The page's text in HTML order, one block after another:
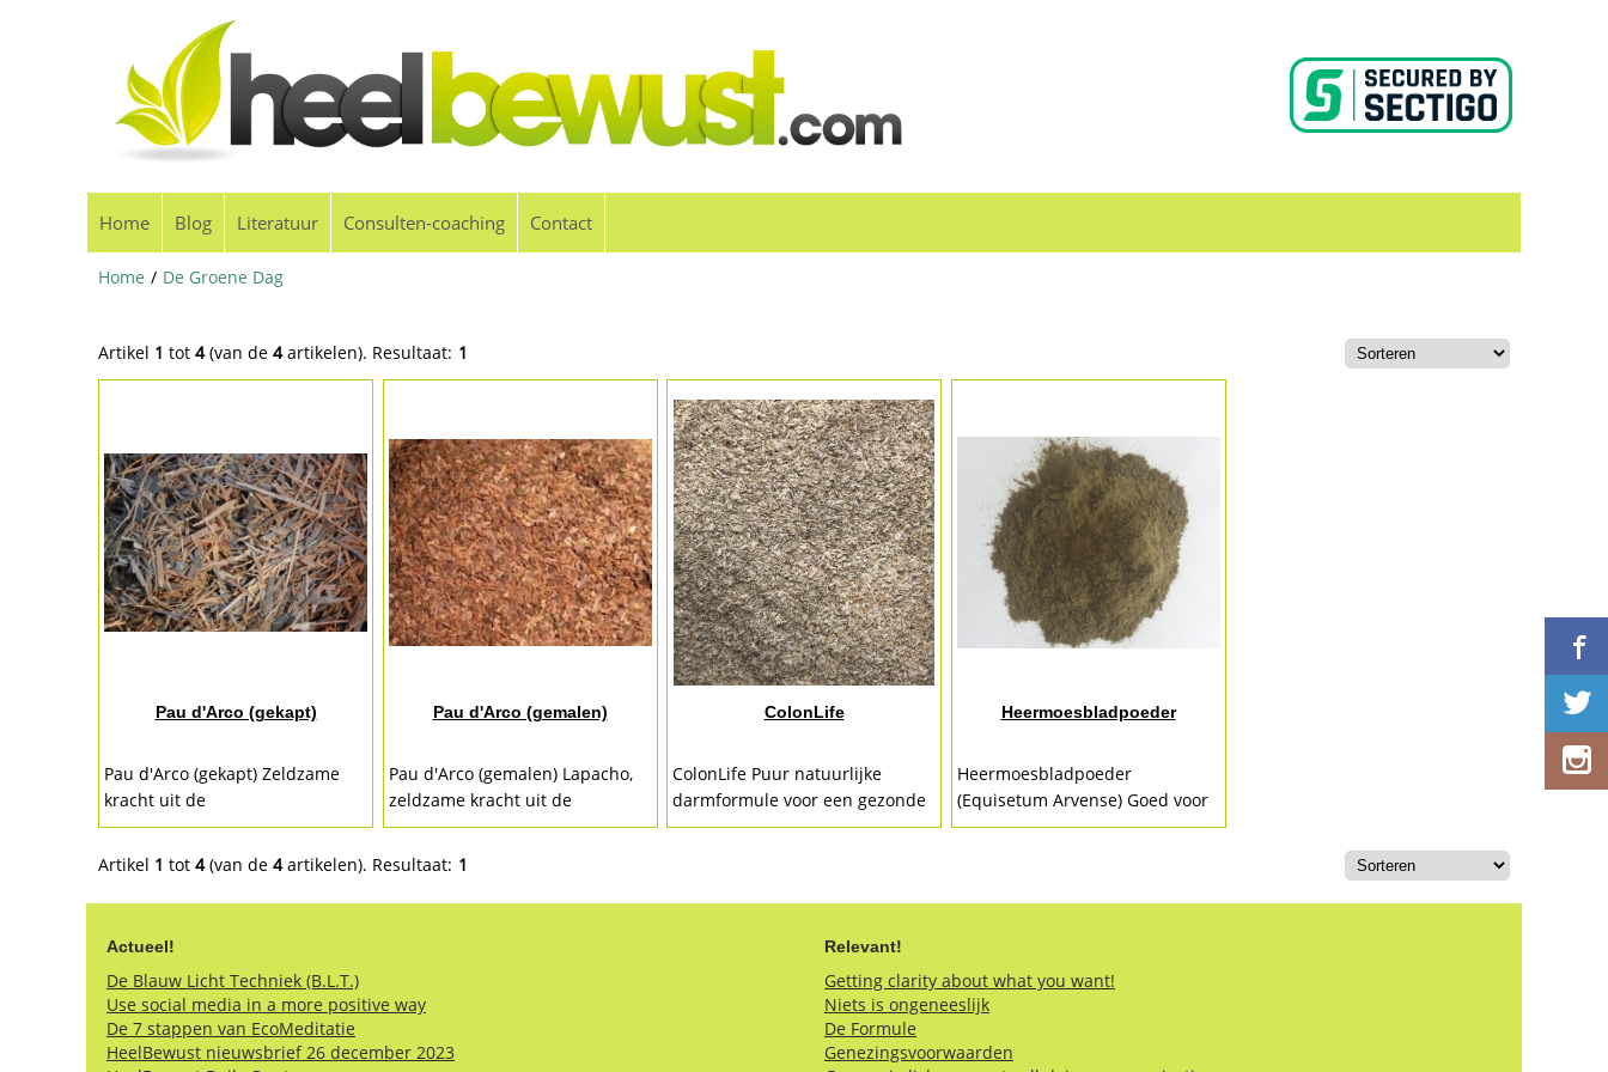
Home Blog Literatuur Consulten-coaching Contact
Home / De Groene Dag
Artikel 1 tot 4(van de 4artikelen). Resultaat: 1
Pau d'Arco (gekapt)
Pau d'Arco (gekapt) Zeldzame
kracht uit de
natuurgeneeskunde! Pau d
´Arco (Lapacho, Tabebuia
impetiginosa) wordt al
eeuwenlang...
Pau d'Arco (gemalen)
Pau d'Arco (gemalen) Lapacho,
zeldzame kracht uit de
natuurgeneeskunde! Pau d´Arco
(Lapacho, Tabebuia
impetiginosa) wordt al...
ColonLife
ColonLife Puur natuurlijke
darmformule voor een gezonde
darmflora! De ColonLife formule,
Heermoesbladpoeder
Heermoesbladpoeder
(Equisetum Arvense) Goed voor
bindweefsel, botten, huid, haar
gedroogde...
Artikel 1 tot 4(van de 4artikelen). Resultaat: 1
Actueel!
De Blauw Licht Techniek (B.L.T.)
Use social media in a more positive way
De 7 stappen van EcoMeditatie
HeelBewust nieuwsbrief 26 december 2023
Relevant!
Getting clarity about what you want!
Niets is ongeneeslijk
De Formule
Genezingsvoorwaarden